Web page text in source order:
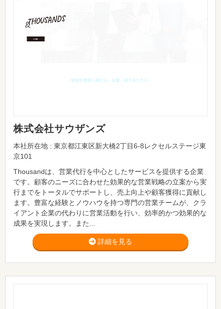
株式会社サウザンズ
本社所在地 : 東京都江東区新大橋2丁目6-8レクセルステージ東
京101
Thousandは、営業代行を中心としたサービスを提供する企業
です。顧客のニーズに合わせた効果的な営業戦略の立案から実
行までをトータルでサポートし、売上向上や顧客獲得に貢献し
ます。豊富な経験とノウハウを持つ専門の営業チームが、クラ
イアント企業の代わりに営業活動を行い、効率的かつ効果的な
成果を実現します。また...
詳細を見る